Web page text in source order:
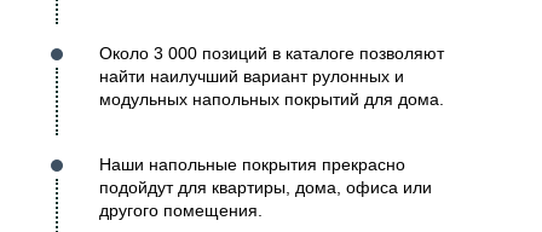
Около 3 000 позиций в каталоге позволяют
найти наилучший вариант рулонных и
модульных напольных покрытий для дома.
Наши напольные покрытия прекрасно
подойдут для квартиры, дома, офиса или
другого помещения.